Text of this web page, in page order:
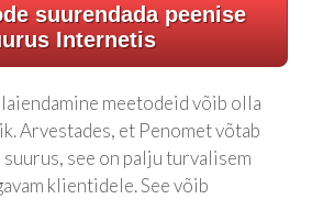
suurendada peenise
Internetis
meetodeid võib olla
Arvestades, et Penomet võtab
suurus, see on palju turvalisem
klientidele. See võib